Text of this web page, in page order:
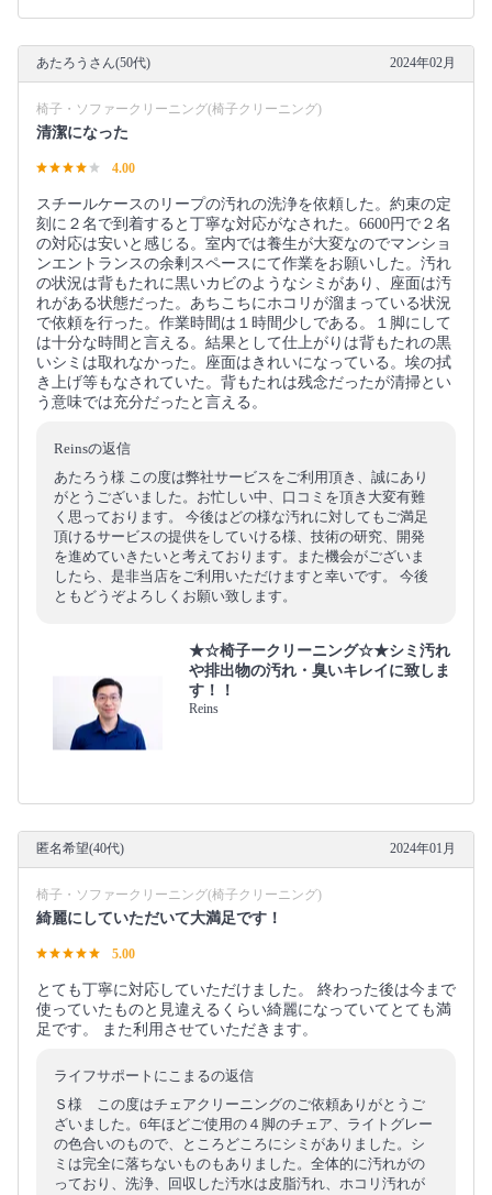
あたろうさん(50代) 2024年02月
椅子・ソファークリーニング(椅子クリーニング)
清潔になった
4.00
スチールケースのリープの汚れの洗浄を依頼した。約束の定
刻に２名で到着すると丁寧な対応がなされた。6600円で２名
の対応は安いと感じる。室内では養生が大変なのでマンショ
ンエントランスの余剰スペースにて作業をお願いした。汚れ
の状況は背もたれに黒いカビのようなシミがあり、座面は汚
れがある状態だった。あちこちにホコリが溜まっている状況
で依頼を行った。作業時間は１時間少しである。１脚にして
は十分な時間と言える。結果として仕上がりは背もたれの黒
いシミは取れなかった。座面はきれいになっている。埃の拭
き上げ等もなされていた。背もたれは残念だったが清掃とい
う意味では充分だったと言える。
Reinsの返信
あたろう様 この度は弊社サービスをご利用頂き、誠にあり
がとうございました。お忙しい中、口コミを頂き大変有難
く思っております。 今後はどの様な汚れに対してもご満足
頂けるサービスの提供をしていける様、技術の研究、開発
を進めていきたいと考えております。また機会がございま
したら、是非当店をご利用いただけますと幸いです。 今後
ともどうぞよろしくお願い致します。
★☆椅子ークリーニング☆★シミ汚れ
や排出物の汚れ・臭いキレイに致しま
す！！
Reins
匿名希望(40代) 2024年01月
椅子・ソファークリーニング(椅子クリーニング)
綺麗にしていただいて大満足です！
5.00
とても丁寧に対応していただけました。 終わった後は今まで
使っていたものと見違えるくらい綺麗になっていてとても満
足です。 また利用させていただきます。
ライフサポートにこまるの返信
Ｓ様 この度はチェアクリーニングのご依頼ありがとうご
ざいました。6年ほどご使用の４脚のチェア、ライトグレー
の色合いのもので、ところどころにシミがありました。シ
ミは完全に落ちないものもありました。全体的に汚れがの
っており、洗浄、回収した汚水は皮脂汚れ、ホコリ汚れが